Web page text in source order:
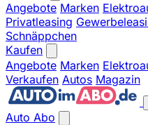
Angebote Marken
Privatleasing
Schnäppchen
Kaufen
Angebote Marken
Verkaufen Autos Magazin
Auto Abo